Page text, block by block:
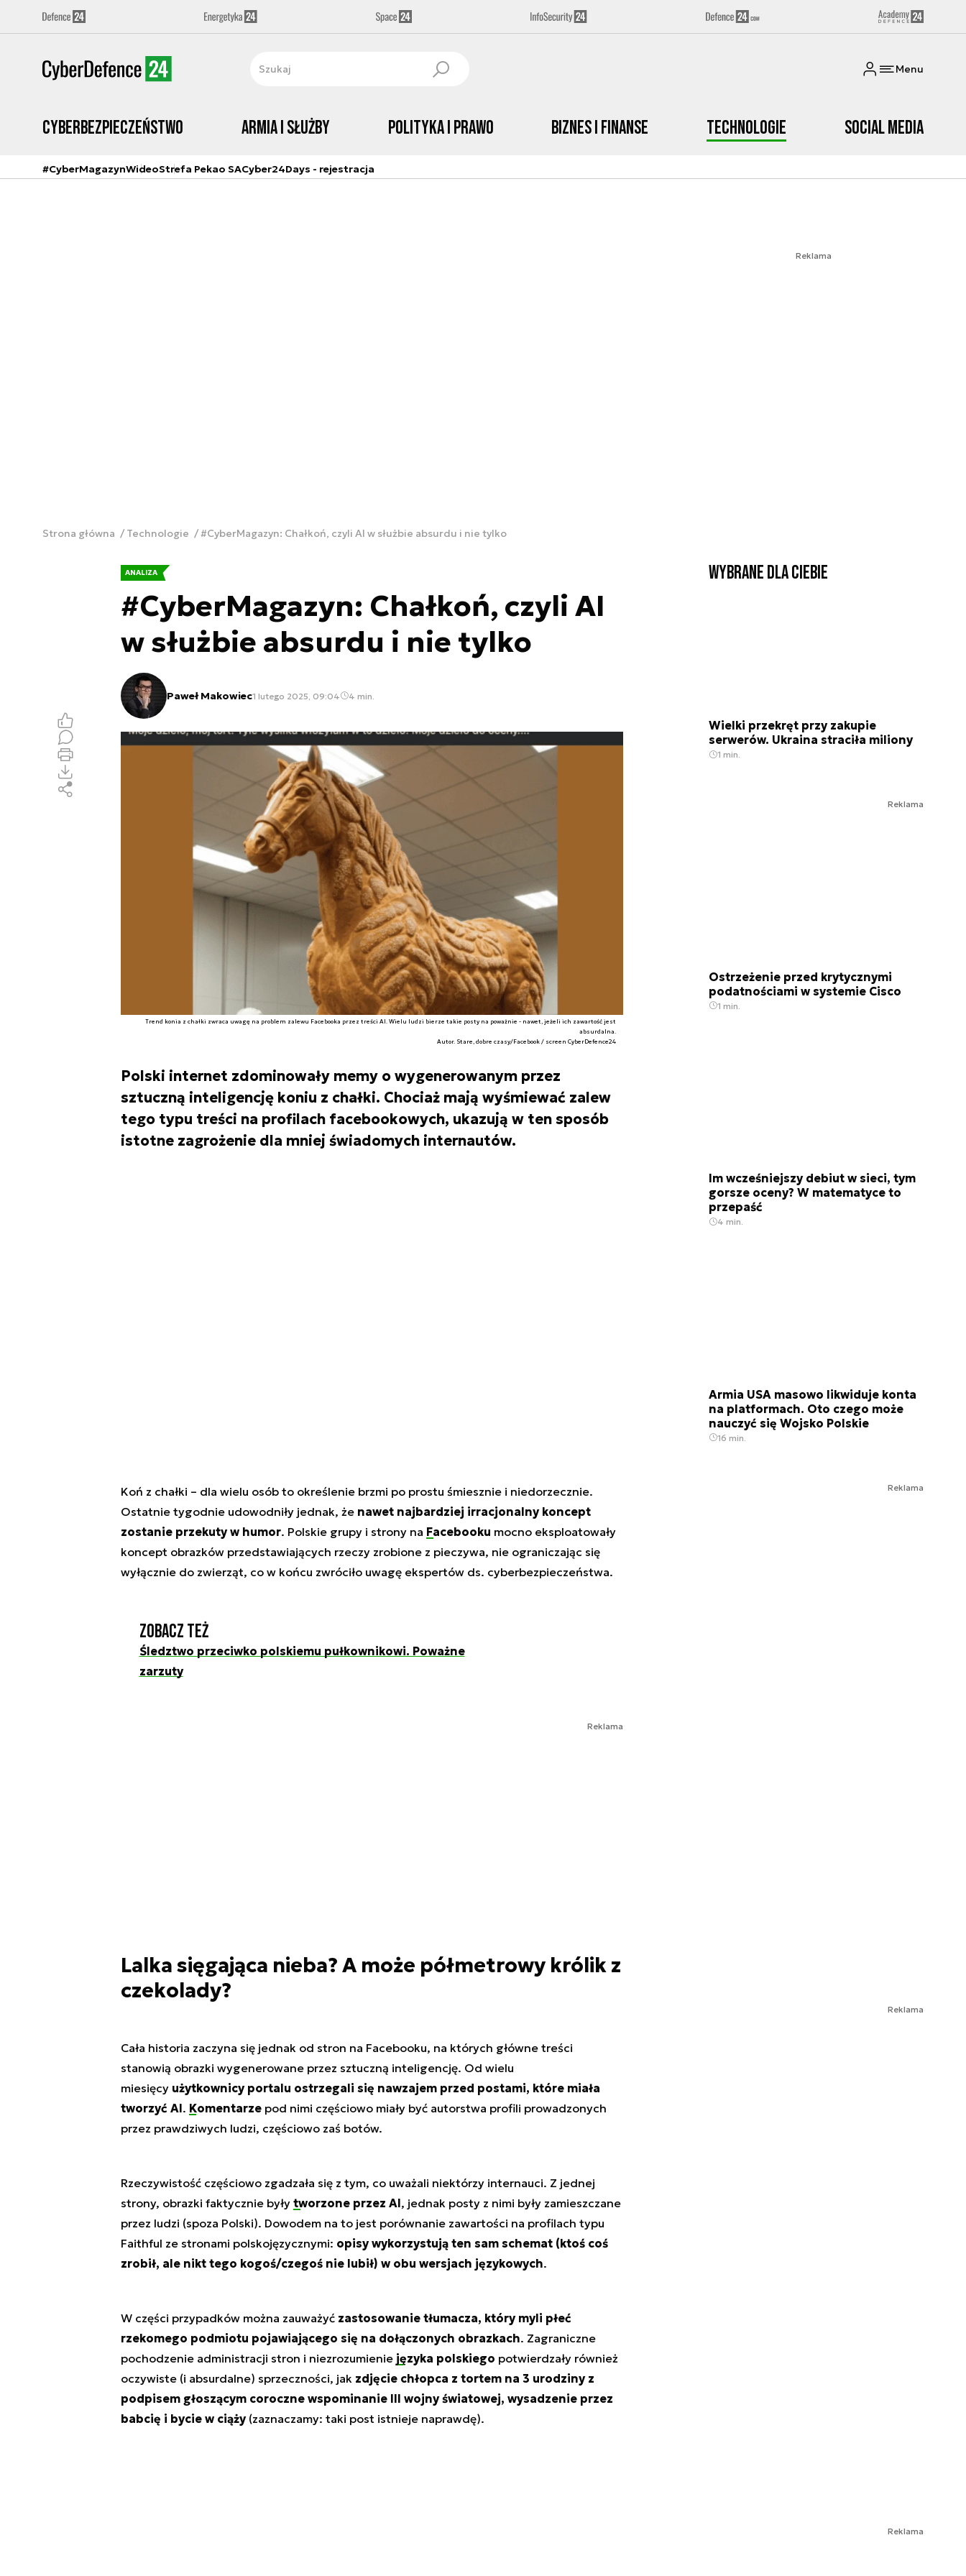
Menu
Cyberbezpieczeństwo Armia i Służby Polityka i prawo Biznes i Finanse Technologie Social media
#CyberMagazynWideoStrefa Pekao SACyber24Days - rejestracja
Reklama
Strona główna Technologie #CyberMagazyn: Chałkoń, czyli AI w służbie absurdu i nie tylko
ANALIZA
#CyberMagazyn: Chałkoń, czyli AI
w służbie absurdu i nie tylko
Paweł Makowiec1 lutego 2025, 09:04 4 min.
Trend konia z chałki zwraca uwagę na problem zalewu Facebooka przez treści AI. Wielu ludzi bierze takie posty na poważnie - nawet, jeżeli ich zawartość jest
absurdalna.
Autor. Stare, dobre czasy/Facebook / screen CyberDefence24
Polski internet zdominowały memy o wygenerowanym przez
sztuczną inteligencję koniu z chałki. Chociaż mają wyśmiewać zalew
tego typu treści na profilach facebookowych, ukazują w ten sposób
istotne zagrożenie dla mniej świadomych internautów.
Koń z chałki – dla wielu osób to określenie brzmi po prostu śmiesznie i niedorzecznie.
Ostatnie tygodnie udowodniły jednak, że nawet najbardziej irracjonalny koncept
zostanie przekuty w humor. Polskie grupy i strony na Facebooku mocno eksploatowały
koncept obrazków przedstawiających rzeczy zrobione z pieczywa, nie ograniczając się
wyłącznie do zwierząt, co w końcu zwróciło uwagę ekspertów ds. cyberbezpieczeństwa.
Zobacz też
Śledztwo przeciwko polskiemu pułkownikowi. Poważne
zarzuty
Reklama
Lalka sięgająca nieba? A może półmetrowy królik z
czekolady?
Cała historia zaczyna się jednak od stron na Facebooku, na których główne treści
stanowią obrazki wygenerowane przez sztuczną inteligencję. Od wielu
miesięcy użytkownicy portalu ostrzegali się nawzajem przed postami, które miała
tworzyć AI. Komentarzepod nimi częściowo miały być autorstwa profili prowadzonych
przez prawdziwych ludzi, częściowo zaś botów.
Rzeczywistość częściowo zgadzała się z tym, co uważali niektórzy internauci. Z jednej
strony, obrazki faktycznie były tworzone przez AI, jednak posty z nimi były zamieszczane
przez ludzi (spoza Polski). Dowodem na to jest porównanie zawartości na profilach typu
Faithful ze stronami polskojęzycznymi: opisy wykorzystują ten sam schemat (ktoś coś
zrobił, ale nikt tego kogoś/czegoś nie lubił) w obu wersjach językowych.
W części przypadków można zauważyć zastosowanie tłumacza, który myli płeć
rzekomego podmiotu pojawiającego się na dołączonych obrazkach. Zagraniczne
pochodzenie administracji stron i niezrozumienie języka polskiego potwierdzały również
oczywiste (i absurdalne) sprzeczności, jak zdjęcie chłopca z tortem na 3 urodziny z
podpisem głoszącym coroczne wspominanie III wojny światowej, wysadzenie przez
babcię i bycie w ciąży(zaznaczamy: taki post istnieje naprawdę).
Wybrane dla Ciebie
Wielki przekręt przy zakupie
serwerów. Ukraina straciła miliony
1 min.
Reklama
Ostrzeżenie przed krytycznymi
podatnościami w systemie Cisco
1 min.
Im wcześniejszy debiut w sieci, tym
gorsze oceny? W matematyce to
przepaść
4 min.
Armia USA masowo likwiduje konta
na platformach. Oto czego może
nauczyć się Wojsko Polskie
16 min.
Reklama
Reklama
Reklama